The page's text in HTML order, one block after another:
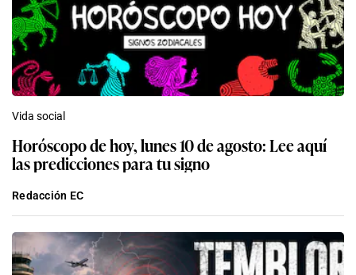
Vida social
Horóscopo de hoy, lunes 10 de agosto: Lee aquí
las predicciones para tu signo
Redacción EC